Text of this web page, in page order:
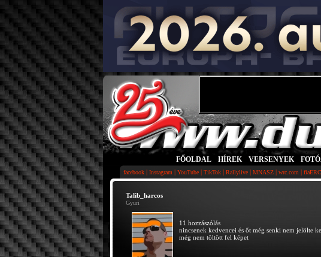
FŐOLDAL HÍREK VERSENYEK
facebook | Instagram | YouTube | TikTok | Rallylive | MNASZ | wrc.com |
Talib_harcos
Gyuri
11 hozzászólás
nincsenek kedvencei és őt még senki nem jelölte
még nem töltött fel képet